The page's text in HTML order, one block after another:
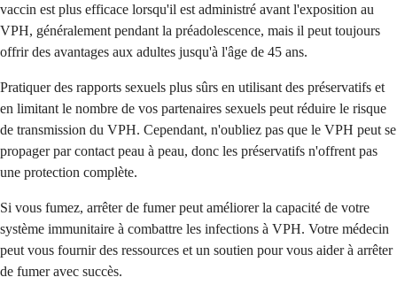
vaccin est plus efficace lorsqu'il est administré avant l'exposition au
VPH, généralement pendant la préadolescence, mais il peut toujours
offrir des avantages aux adultes jusqu'à l'âge de 45 ans.
Pratiquer des rapports sexuels plus sûrs en utilisant des préservatifs et
en limitant le nombre de vos partenaires sexuels peut réduire le risque
de transmission du VPH. Cependant, n'oubliez pas que le VPH peut se
propager par contact peau à peau, donc les préservatifs n'offrent pas
une protection complète.
Si vous fumez, arrêter de fumer peut améliorer la capacité de votre
système immunitaire à combattre les infections à VPH. Votre médecin
peut vous fournir des ressources et un soutien pour vous aider à arrêter
de fumer avec succès.